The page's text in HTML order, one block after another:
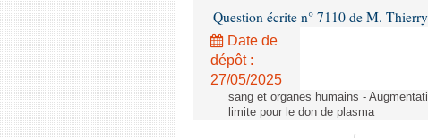
Question écrite n° 7110 de M.
Date de
dépôt :
27/05/2025
sang et organes humains -
limite pour le don de plasma